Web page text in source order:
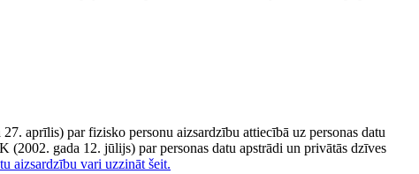
aprīlis) par fizisko personu aizsardzību attiecībā uz personas datu
gada 12. jūlijs) par personas datu apstrādi un privātās dzīves
aizsardzību vari uzzināt šeit.